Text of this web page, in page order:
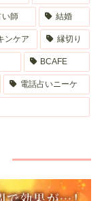
い師 結婚
ンケア 縁切り
BCAFE
電話占いニーケ